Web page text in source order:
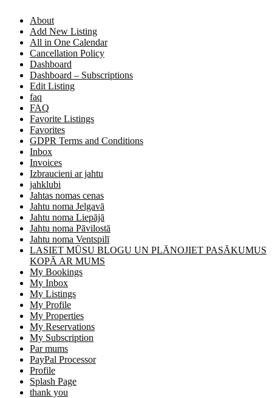
About
Add New Listing
All in One Calendar
Cancellation Policy
Dashboard
Dashboard – Subscriptions
Edit Listing
faq
FAQ
Favorite Listings
Favorites
GDPR Terms and Conditions
Inbox
Invoices
Izbraucieni ar jahtu
jahklubi
Jahtas nomas cenas
Jahtu noma Jelgavā
Jahtu noma Liepājā
Jahtu noma Pāvilostā
Jahtu noma Ventspilī
LASIET MŪSU BLOGU UN PLĀNOJIET PASĀKUMUS
KOPĀ AR MUMS
My Bookings
My Inbox
My Listings
My Profile
My Properties
My Reservations
My Subscription
Par mums
PayPal Processor
Profile
Splash Page
thank you